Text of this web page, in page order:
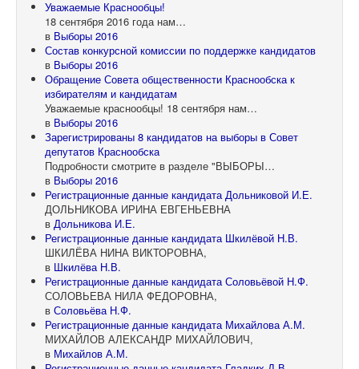
Уважаемые Краснообцы!
18 сентября 2016 года нам…
в Выборы 2016
Состав конкурсной комиссии по поддержке кандидатов
в Выборы 2016
Обращение Совета общественности Краснообска к
избирателям и кандидатам
Уважаемые краснообцы! 18 сентября нам…
в Выборы 2016
Зарегистрированы 8 кандидатов на выборы в Совет
депутатов Краснообска
Подробности смотрите в разделе "ВЫБОРЫ…
в Выборы 2016
Регистрационные данные кандидата Дольниковой И.Е.
ДОЛЬНИКОВА ИРИНА ЕВГЕНЬЕВНА
в Дольникова И.Е.
Регистрационные данные кандидата Шкилёвой Н.В.
ШКИЛЁВА НИНА ВИКТОРОВНА,
в Шкилёва Н.В.
Регистрационные данные кандидата Соловьёвой Н.Ф.
СОЛОВЬЕВА НИЛА ФЕДОРОВНА,
в Соловьёва Н.Ф.
Регистрационные данные кандидата Михайлова А.М.
МИХАЙЛОВ АЛЕКСАНДР МИХАЙЛОВИЧ,
в Михайлов А.М.